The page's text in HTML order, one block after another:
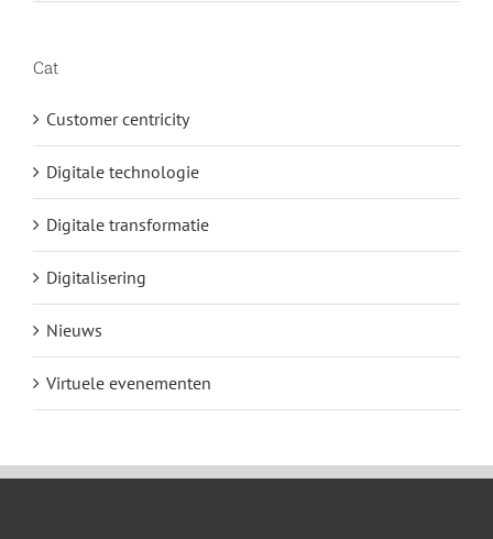
Cat
Customer centricity
Digitale technologie
Digitale transformatie
Digitalisering
Nieuws
Virtuele evenementen